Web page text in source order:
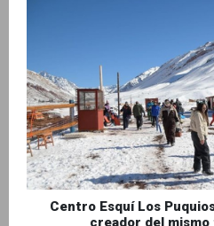
Centro Esquí Los
creador del mismo